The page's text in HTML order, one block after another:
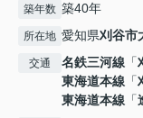
築年数 築40年
所在地 愛知県刈谷市
交通 名鉄三河線 「
東海道本線 「
東海道本線 「